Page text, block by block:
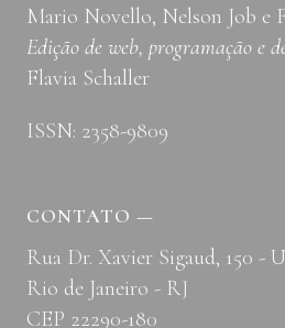
Mario Novello, Nelson Job e
Edição de web, programação e
Flavia Schaller
ISSN: 2358-9809
CONTATO —
Rua Dr. Xavier Sigaud, 150 -
Rio de Janeiro - RJ
CEP 22290-180